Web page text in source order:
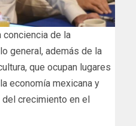
conciencia de la
general, además de la
que ocupan lugares
economía mexicana y
crecimiento en el